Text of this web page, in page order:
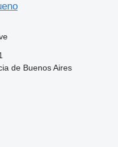
de Buenos Aires